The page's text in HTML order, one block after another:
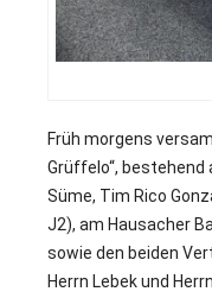
Früh morgens
Grüffelo“,
Süme, Tim Rico
J2), am Hausacher
sowie den beiden
Herrn Lebek und